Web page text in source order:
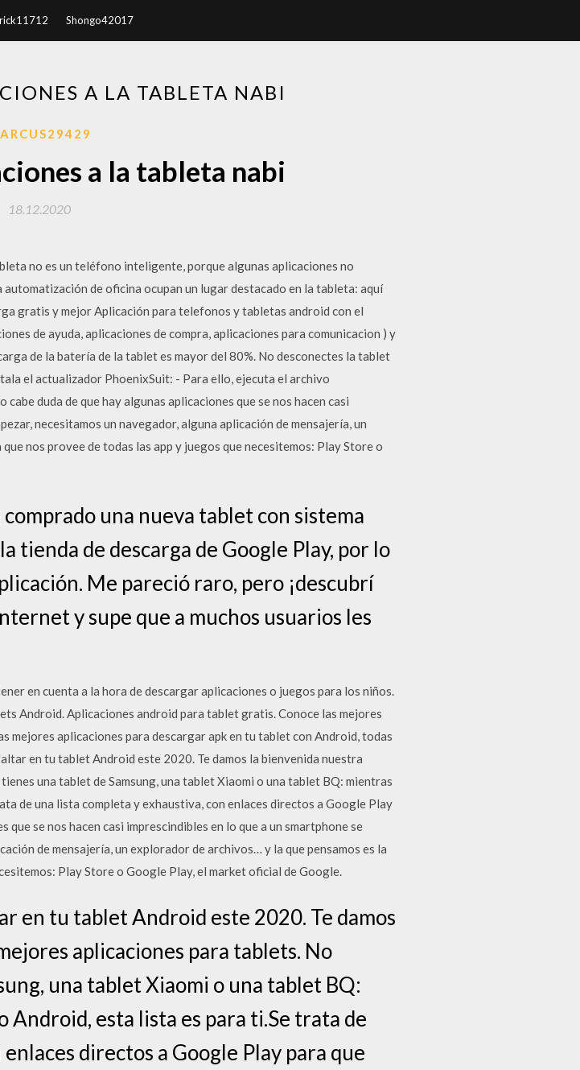
Shongo42017
A LA TABLETA NABI
a la tableta nabi
18.12.2020
no es un teléfono inteligente, porque algunas aplicaciones no
de oficina ocupan un lugar destacado en la tableta: aquí
gratis y mejor Aplicación para telefonos y tabletas android con el
de ayuda, aplicaciones de compra, aplicaciones para comunicacion ) y
de la batería de la tablet es mayor del 80%. No desconectes la tablet
el actualizador PhoenixSuit: - Para ello, ejecuta el archivo
duda de que hay algunas aplicaciones que se nos hacen casi
necesitamos un navegador, alguna aplicación de mensajería, un
nos provee de todas las app y juegos que necesitemos: Play Store o
una nueva tablet con sistema
tienda de descarga de Google Play, por lo
Me pareció raro, pero ¡descubrí
y supe que a muchos usuarios les
en cuenta a la hora de descargar aplicaciones o juegos para los niños.
Android. Aplicaciones android para tablet gratis. Conoce las mejores
mejores aplicaciones para descargar apk en tu tablet con Android, todas
en tu tablet Android este 2020. Te damos la bienvenida nuestra
una tablet de Samsung, una tablet Xiaomi o una tablet BQ: mientras
de una lista completa y exhaustiva, con enlaces directos a Google Play
que se nos hacen casi imprescindibles en lo que a un smartphone se
de mensajería, un explorador de archivos… y la que pensamos es la
Play Store o Google Play, el market oficial de Google.
en tu tablet Android este 2020. Te damos
aplicaciones para tablets. No
una tablet Xiaomi o una tablet BQ:
esta lista es para ti.Se trata de
directos a Google Play para que